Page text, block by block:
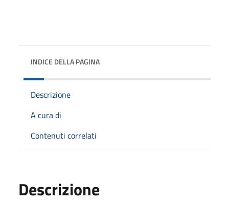
INDICE DELLA PAGINA
Descrizione
A cura di
Contenuti correlati
Descrizione